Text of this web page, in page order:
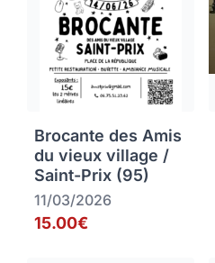
Brocante des Amis
du vieux village /
Saint-Prix (95)
11/03/2026
15.00€